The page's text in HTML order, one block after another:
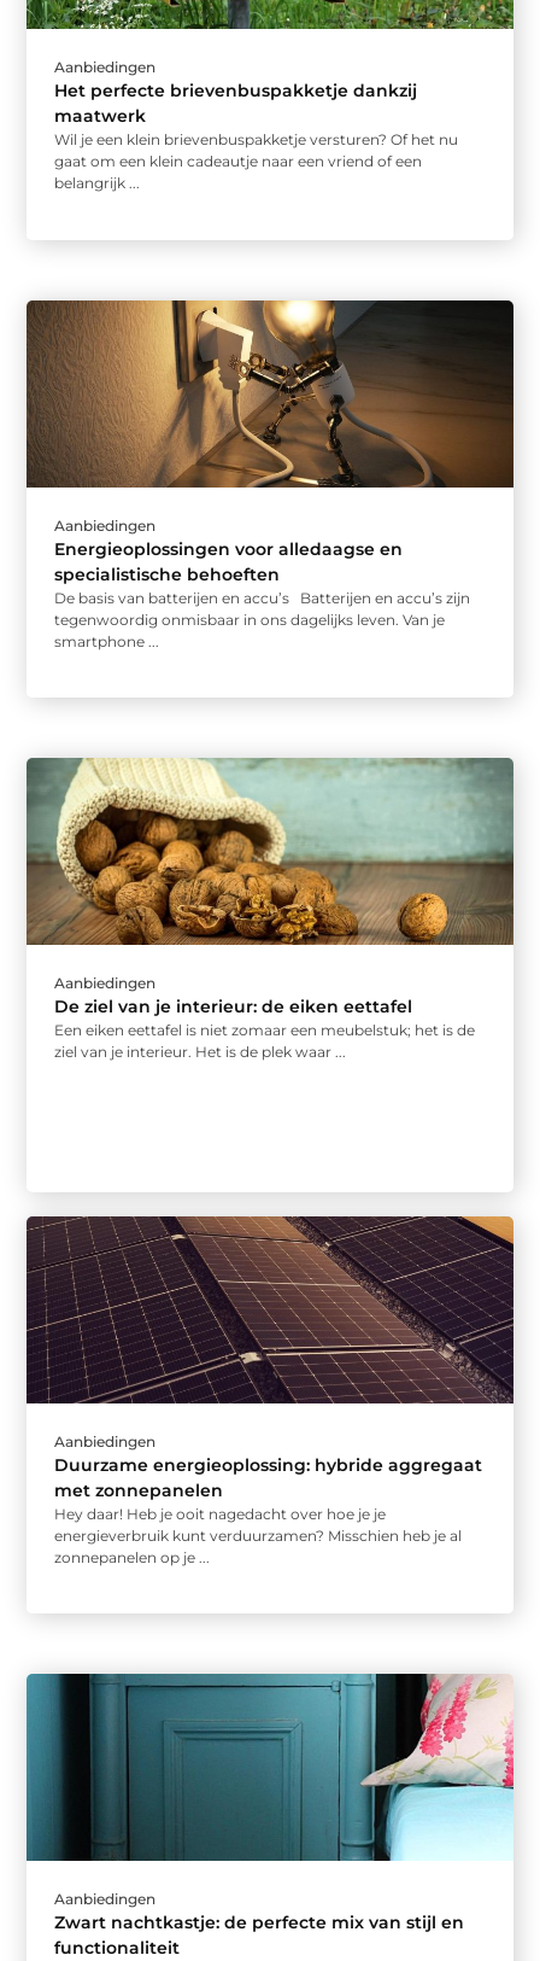
Aanbiedingen
Het perfecte brievenbuspakketje dankzij
maatwerk
Wil je een klein brievenbuspakketje versturen? Of het nu
gaat om een klein cadeautje naar een vriend of een
belangrijk ...
Aanbiedingen
Energieoplossingen voor alledaagse en
specialistische behoeften
De basis van batterijen en accu’s Batterijen en accu’s zijn
tegenwoordig onmisbaar in ons dagelijks leven. Van je
smartphone ...
Aanbiedingen
De ziel van je interieur: de eiken eettafel
Een eiken eettafel is niet zomaar een meubelstuk; het is de
ziel van je interieur. Het is de plek waar ...
Aanbiedingen
Duurzame energieoplossing: hybride aggregaat
met zonnepanelen
Hey daar! Heb je ooit nagedacht over hoe je je
energieverbruik kunt verduurzamen? Misschien heb je al
zonnepanelen op je ...
Aanbiedingen
Zwart nachtkastje: de perfecte mix van stijl en
functionaliteit